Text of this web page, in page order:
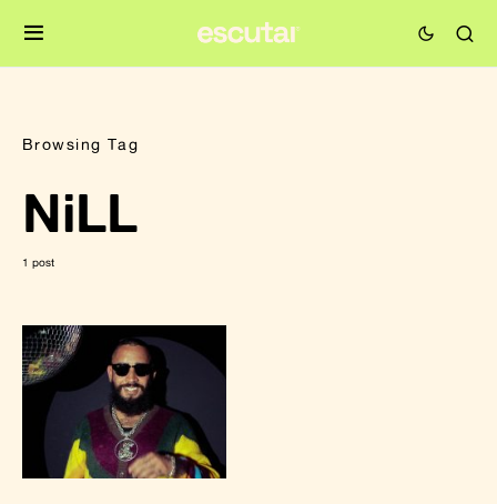
Browsing Tag
NiLL
1 post